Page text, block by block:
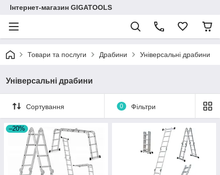
Інтернет-магазин GIGATOOLS
Товари та послуги Драбини Універсальні драбини
Універсальні драбини
Сортування 0 Фільтри
–20%